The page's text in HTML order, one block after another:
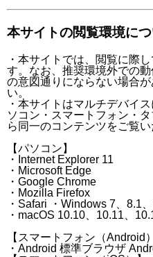
本サイトの閲覧環境に
・本サイトでは、閲覧に際
す。なお、推奨環境外での
の意図通りにならない場合
い。
・本サイトはマルチデバイ
ソコン・スマートフォン・
ら同一のコンテンツをご覧い
【パソコン】
・Internet Explorer 11
・Microsoft Edge
・Google Chrome
・Mozilla Firefox
・Safari ・Windows 7、8.1
・macOS 10.10、10.11、
【スマートフォン（Android
・Android 標準ブラウザ